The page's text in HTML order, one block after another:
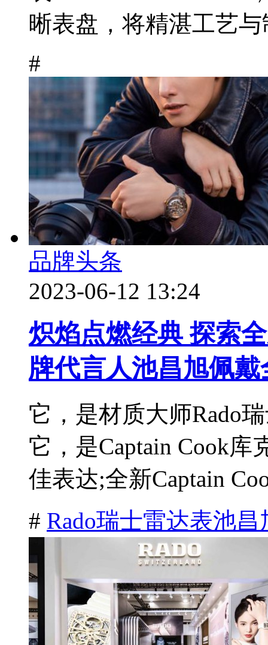
晰表盘，将精湛工艺
#
品牌头条
2023-06-12 13:24
炽焰点燃经典 探索
牌代言人池昌旭佩
它，是材质大师Rado
它，是Captain Cook
佳表达;全新Captain
# Rado瑞士雷达表池昌